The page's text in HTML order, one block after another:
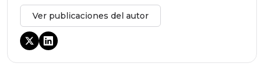
Ver publicaciones del autor